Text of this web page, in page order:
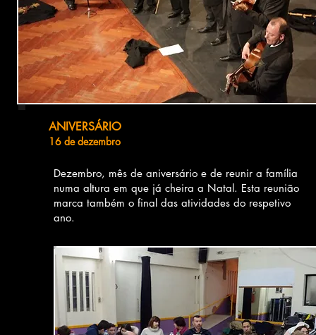
ANIVERSÁRIO
16 de dezembro
Dezembro, mês de aniversário e de reunir a família
numa altura em que já cheira a Natal. Esta reunião
marca também o final das atividades do respetivo
ano.